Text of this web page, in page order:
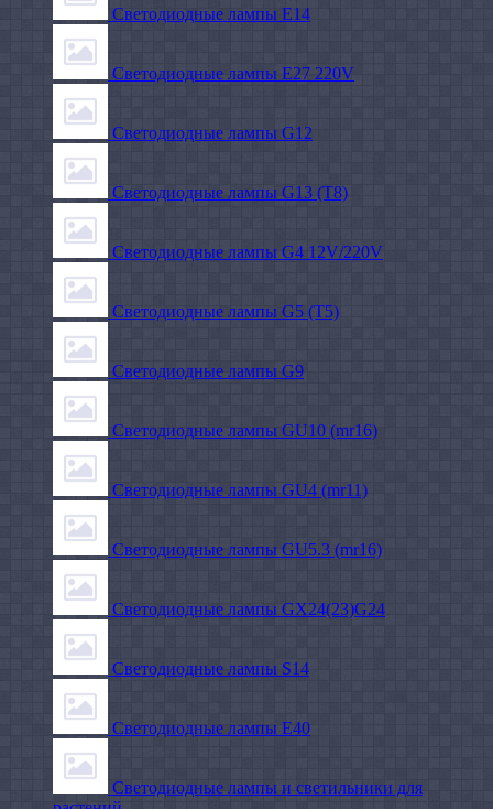
Светодиодные лампы E14
Светодиодные лампы E27 220V
Светодиодные лампы G12
Светодиодные лампы G13 (T8)
Светодиодные лампы G4 12V/220V
Светодиодные лампы G5 (T5)
Светодиодные лампы G9
Светодиодные лампы GU10 (mr16)
Светодиодные лампы GU4 (mr11)
Светодиодные лампы GU5.3 (mr16)
Светодиодные лампы GX24(23)G24
Светодиодные лампы S14
Светодиодные лампы Е40
Светодиодные лампы и светильники для